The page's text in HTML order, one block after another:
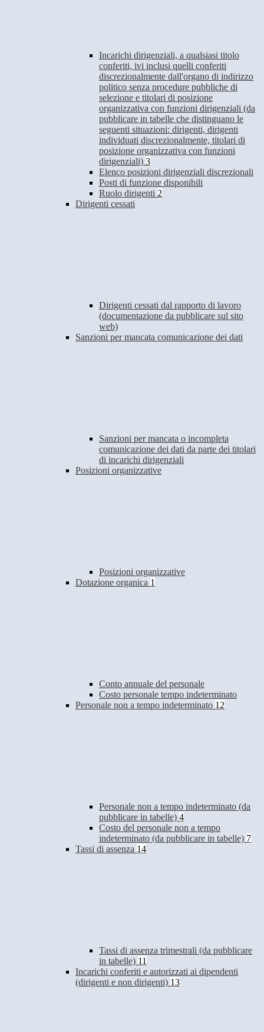
Incarichi dirigenziali, a qualsiasi titolo
conferiti, ivi inclusi quelli conferiti
discrezionalmente dall'organo di indirizzo
politico senza procedure pubbliche di
selezione e titolari di posizione
organizzativa con funzioni dirigenziali (da
pubblicare in tabelle che distinguano le
seguenti situazioni: dirigenti, dirigenti
individuati discrezionalmente, titolari di
posizione organizzativa con funzioni
dirigenziali) 3
Elenco posizioni dirigenziali discrezionali
Posti di funzione disponibili
Ruolo dirigenti 2
Dirigenti cessati
Dirigenti cessati dal rapporto di lavoro
(documentazione da pubblicare sul sito
web)
Sanzioni per mancata comunicazione dei dati
Sanzioni per mancata o incompleta
comunicazione dei dati da parte dei titolari
di incarichi dirigenziali
Posizioni organizzative
Posizioni organizzative
Dotazione organica 1
Conto annuale del personale
Costo personale tempo indeterminato
Personale non a tempo indeterminato 12
Personale non a tempo indeterminato (da
pubblicare in tabelle) 4
Costo del personale non a tempo
indeterminato (da pubblicare in tabelle) 7
Tassi di assenza 14
Tassi di assenza trimestrali (da pubblicare
in tabelle) 11
Incarichi conferiti e autorizzati ai dipendenti
(dirigenti e non dirigenti) 13